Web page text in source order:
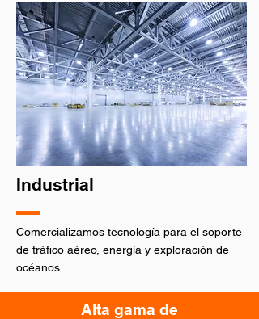
Puedes
confiar.
Distribución
tecnológico.
Alta gama de
Industrial
Comercializamos tecnología para el soporte
de tráfico aéreo, energía y exploración de
océanos.